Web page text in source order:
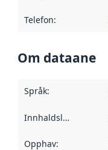
Telefon:
Om dataane
Språk:
Innhaldsleverandørar
Opphav: